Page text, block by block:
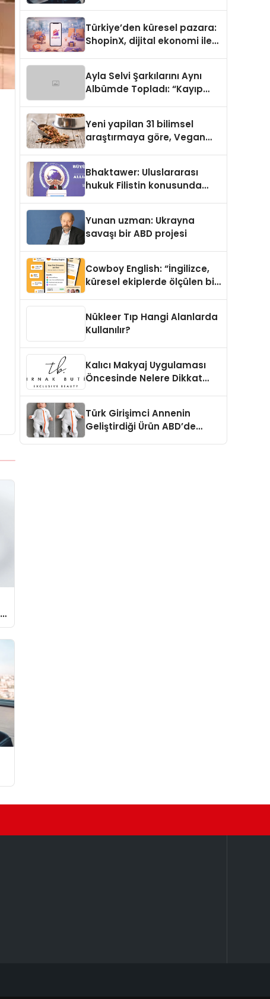
Türkiye’den küresel pazara:
ShopinX, dijital ekonomi ile
Ayla Selvi Şarkılarını Aynı
Albümde Topladı: “Kayıp
Yeni yapilan 31 bilimsel
araştırmaya göre, Vegan
Sindirildiğini Ortaya Koydu
Bhaktawer: Uluslararası
hukuk Filistin konusunda
Yunan uzman: Ukrayna
savaşı bir ABD projesi
Cowboy English: “İngilizce,
küresel ekiplerde ölçülen bir
Nükleer Tıp Hangi Alanlarda
Kullanılır?
Kalıcı Makyaj Uygulaması
Öncesinde Nelere Dikkat
Türk Girişimci Annenin
Geliştirdiği Ürün ABD’de